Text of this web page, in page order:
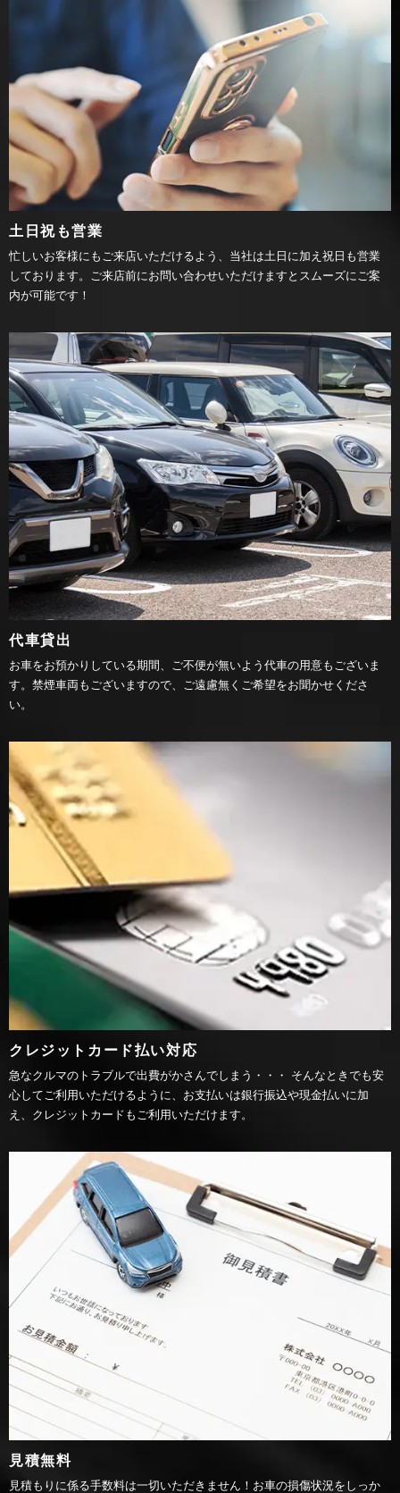
土日祝も営業
忙しいお客様にもご来店いただけるよう、当社は土日に加え祝日も営業
しております。ご来店前にお問い合わせいただけますとスムーズにご案
内が可能です！
代車貸出
お車をお預かりしている期間、ご不便が無いよう代車の用意もございま
す。禁煙車両もございますので、ご遠慮無くご希望をお聞かせくださ
い。
クレジットカード払い対応
急なクルマのトラブルで出費がかさんでしまう・・・ そんなときでも安
心してご利用いただけるように、お支払いは銀行振込や現金払いに加
え、クレジットカードもご利用いただけます。
見積無料
見積もりに係る手数料は一切いただきません！お車の損傷状況をしっか